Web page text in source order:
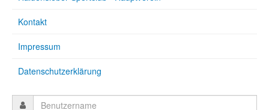
Kontakt
Impressum
Datenschutzerklärung